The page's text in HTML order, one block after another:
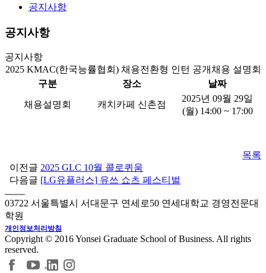
공지사항
공지사항
공지사항
2025 KMAC(한국능률협회) 채용전환형 인턴 공개채용 설명회
구분
장소 날짜
채용설명회 캐치카페 신촌점
2025년 09월 29일
(월) 14:00 ~ 17:00
목록
이전글 2025 GLC 10월 콜로퀴움
다음글 [LG유플러스] 유쓰 쇼츠 페스티벌
03722 서울특별시 서대문구 연세로50 연세대학교 경영전문대
학원
개인정보처리방침
Copyright © 2016 Yonsei Graduate School of Business. All rights
reserved.